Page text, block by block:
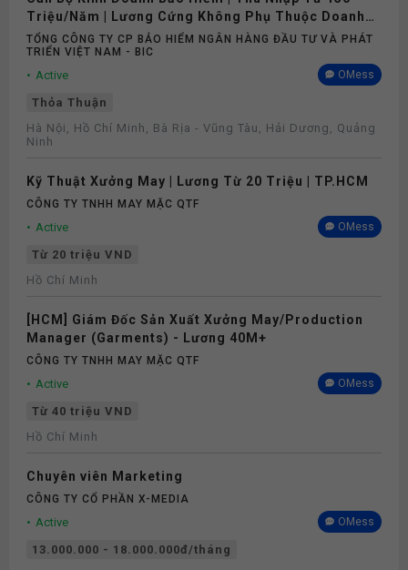
Nghỉ phép
Bảo hiểm
Triệu/Năm | Lương Cứng Không Phụ Thuộc Doanh
Số
TỔNG CÔNG TY CP BẢO HIỂM NGÂN HÀNG ĐẦU TƯ VÀ PHÁT
TRIỂN VIỆT NAM - BIC
Active OMess
Thỏa Thuận
Hà Nội, Hồ Chí Minh, Bà Rịa - Vũng Tàu, Hải Dương, Quảng
Ninh
Kỹ Thuật Xưởng May | Lương Từ 20 Triệu | TP.HCM
CÔNG TY TNHH MAY MẶC QTF
Active OMess
Từ 20 triệu VND
Hồ Chí Minh
[HCM] Giám Đốc Sản Xuất Xưởng May/Production
Manager (Garments) - Lương 40M+
CÔNG TY TNHH MAY MẶC QTF
Active OMess
Từ 40 triệu VND
Hồ Chí Minh
Chuyên viên Marketing
CÔNG TY CỔ PHẦN X-MEDIA
Active OMess
13.000.000 - 18.000.000đ/tháng